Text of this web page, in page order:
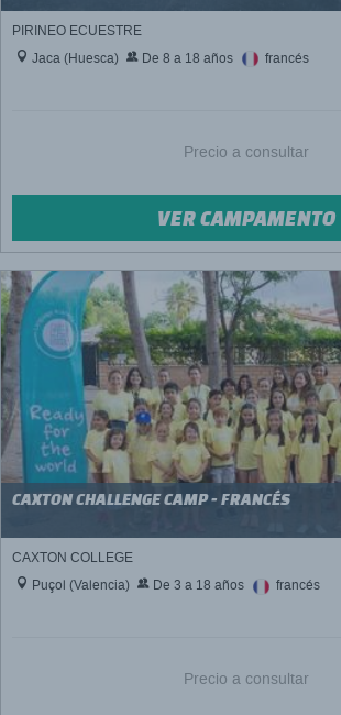
PIRINEO ECUESTRE
Jaca (Huesca)
De 8 a 18 años francés
Precio a consultar
VER CAMPAMENTO
CAXTON CHALLENGE CAMP - FRANCÉS
CAXTON COLLEGE
Puçol (Valencia)
De 3 a 18 años francés
Precio a consultar